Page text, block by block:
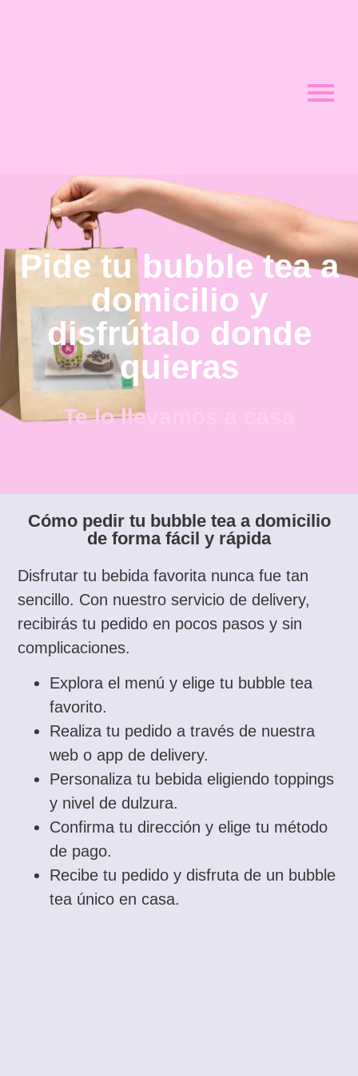
Pide tu bubble tea a
domicilio y
disfrútalo donde
quieras
Te lo llevamos a casa
Cómo pedir tu bubble tea a domicilio
de forma fácil y rápida
Disfrutar tu bebida favorita nunca fue tan
sencillo. Con nuestro servicio de delivery,
recibirás tu pedido en pocos pasos y sin
complicaciones.
Explora el menú y elige tu bubble tea
favorito.
Realiza tu pedido a través de nuestra
web o app de delivery.
Personaliza tu bebida eligiendo toppings
y nivel de dulzura.
Confirma tu dirección y elige tu método
de pago.
Recibe tu pedido y disfruta de un bubble
tea único en casa.